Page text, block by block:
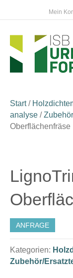
Mein
Start/
analyse /
Oberflächenfräse
ANFRAGE
Kategorien:
Zubehör/